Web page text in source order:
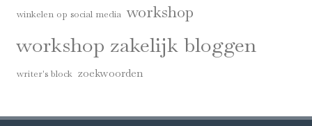
winkelen op social media workshop
workshop zakelijk bloggen
writer's block zoekwoorden